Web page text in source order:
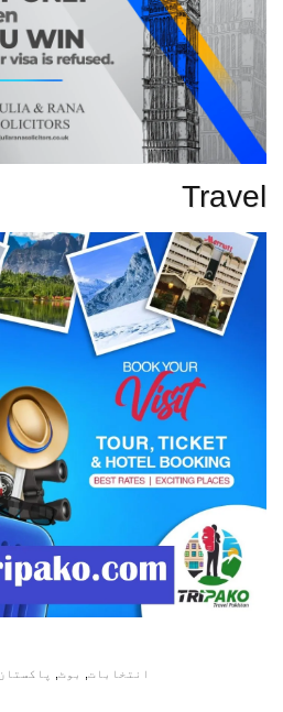
Travel
انتخابات بوٹ پاکستان